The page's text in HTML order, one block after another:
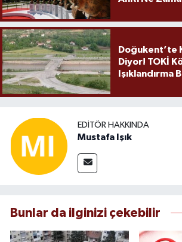
Doğukent’te
Diyor! TOKİ
Işıklandırma
EDITÖR HAKKINDA
Mustafa Işık
Bunlar da ilginizi çekebilir